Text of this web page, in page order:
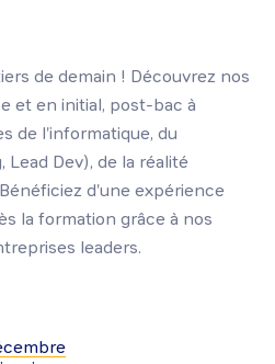
de demain ! Découvrez nos
et en initial, post-bac à
de l'informatique, du
Dev), de la réalité
d'une expérience
la formation grâce à nos
leaders.